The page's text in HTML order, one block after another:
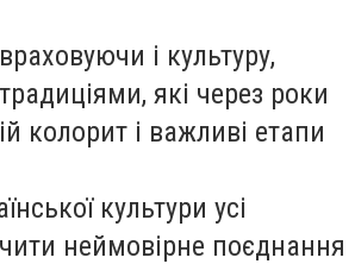
і культуру,
які через роки
колорит і важливі етапи
культури усі
неймовірне поєднання